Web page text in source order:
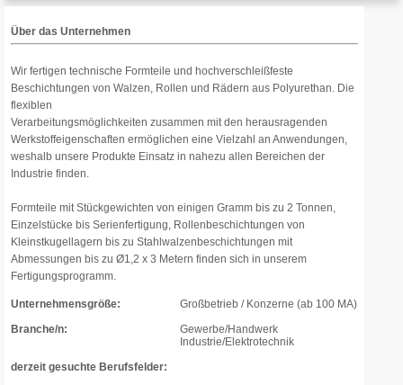
Über das Unternehmen
Wir fertigen technische Formteile und hochverschleißfeste
Beschichtungen von Walzen, Rollen und Rädern aus Polyurethan. Die
flexiblen
Verarbeitungsmöglichkeiten zusammen mit den herausragenden
Werkstoffeigenschaften ermöglichen eine Vielzahl an Anwendungen,
weshalb unsere Produkte Einsatz in nahezu allen Bereichen der
Industrie finden.
Formteile mit Stückgewichten von einigen Gramm bis zu 2 Tonnen,
Einzelstücke bis Serienfertigung, Rollenbeschichtungen von
Kleinstkugellagern bis zu Stahlwalzenbeschichtungen mit
Abmessungen bis zu Ø1,2 x 3 Metern finden sich in unserem
Fertigungsprogramm.
Unternehmensgröße:
Großbetrieb / Konzerne (ab 100 MA)
Branche/n:
Gewerbe/Handwerk
Industrie/Elektrotechnik
derzeit gesuchte Berufsfelder: